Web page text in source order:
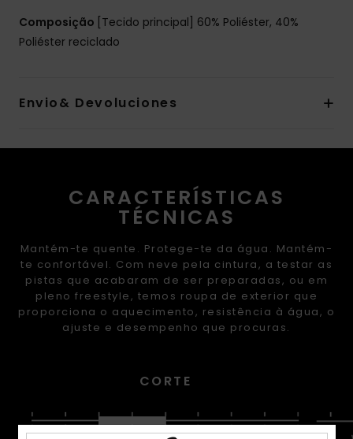
Composição [Tecido principal] 60% Poliéster, 40%
Poliéster reciclado
Envio& Devoluciones
CARACTERÍSTICAS
TÉCNICAS
Mantém-te quente. Protege-te da água. Mantém-
te confortável. Com neve pela cintura, a testar as
pistas que acabaram de ser preparadas, ou em
pleno freestyle, temos roupa de exterior que
proporciona o aquecimento, resistência à água, o
ajuste e desempenho que procuras.
CORTE